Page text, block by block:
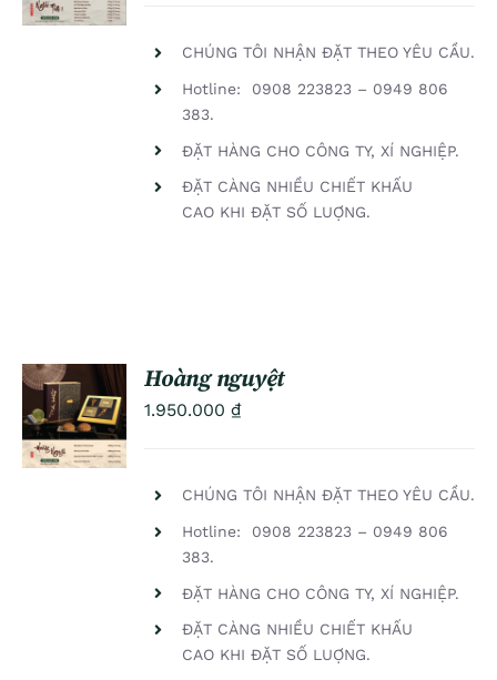
DETAILS
CHÚNG TÔI NHẬN ĐẶT THEO YÊU CẦU.
Hotline: 0908 223823 – 0949 806
383.
ĐẶT HÀNG CHO CÔNG TY, XÍ NGHIỆP.
ĐẶT CÀNG NHIỀU CHIẾT KHẤU
CAO KHI ĐẶT SỐ LUỢNG.
ADD TO
CART
/
DETAILS
Hoàng nguyệt
1.950.000₫
CHÚNG TÔI NHẬN ĐẶT THEO YÊU CẦU.
Hotline: 0908 223823 – 0949 806
383.
ĐẶT HÀNG CHO CÔNG TY, XÍ NGHIỆP.
ĐẶT CÀNG NHIỀU CHIẾT KHẤU
CAO KHI ĐẶT SỐ LUỢNG.